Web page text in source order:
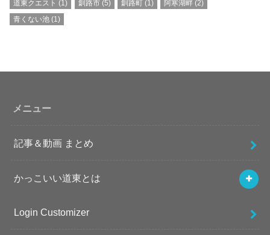
道東クエスト (1) 釧路市(5) 釧路町(1) 阿寒湖畔 (2)
青くない池 (1)
メニュー
記事＆動画 まとめ
かっこいい道東とは
Login Customizer